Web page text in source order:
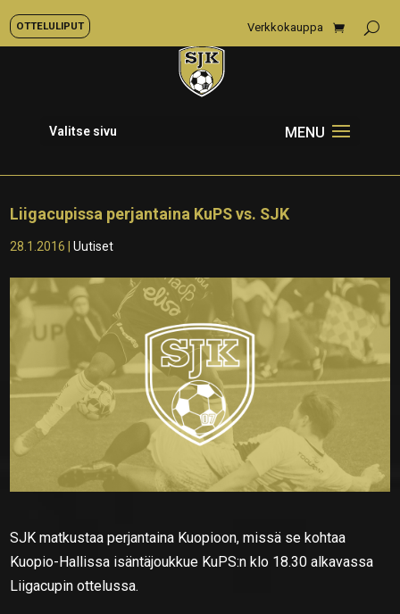
OTTELULIPUT Verkkokauppa
Valitse sivu
Liigacupissa perjantaina KuPS vs. SJK
28.1.2016 |Uutiset
SJK matkustaa perjantaina Kuopioon, missä se kohtaa
Kuopio-Hallissa isäntäjoukkue KuPS:n klo 18.30 alkavassa
Liigacupin ottelussa.